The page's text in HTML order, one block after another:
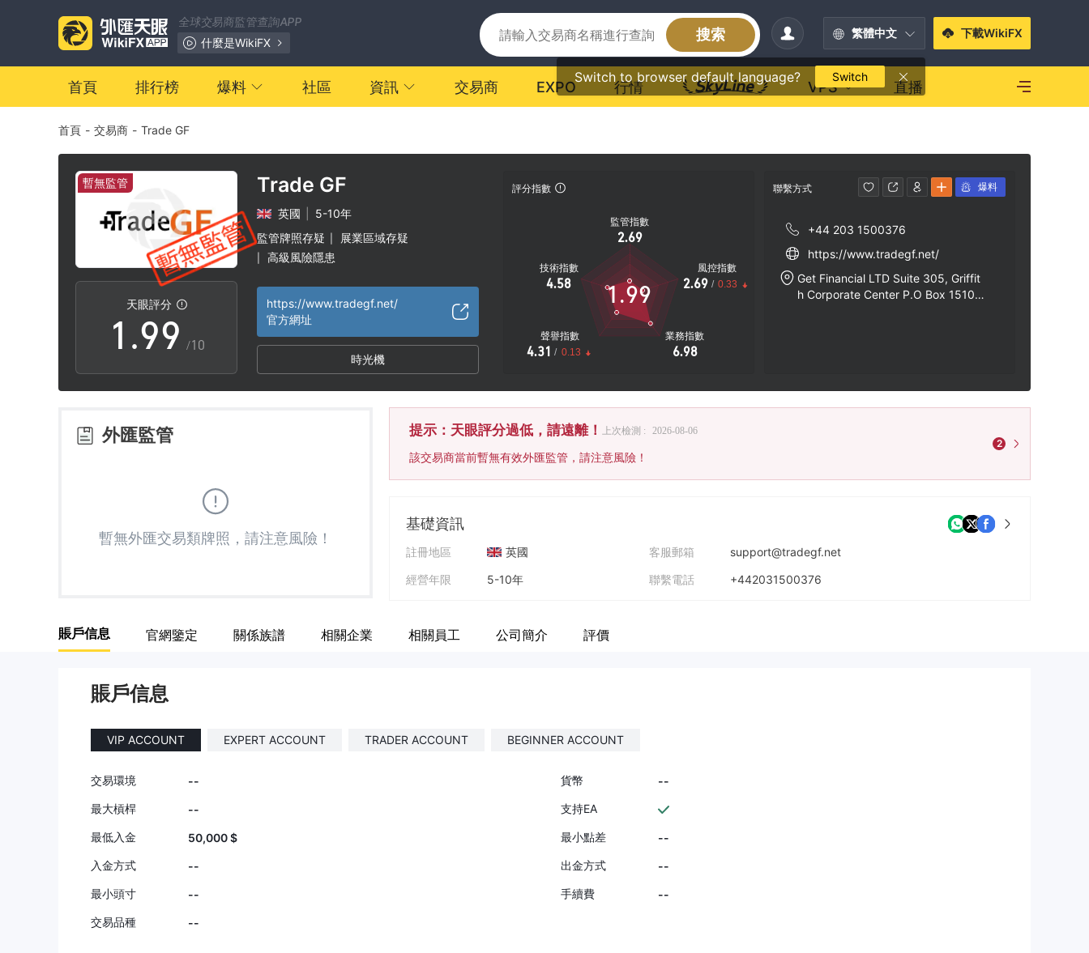
全球交易商監管查詢APP
什麼是WikiFX
搜索 繁體中文
Switch to browser default language? Switch
下載WikiFX
首頁 排行榜 爆料 社區 資訊 交易商 EXPO 行情 VPS 直播
首頁 - 交易商 - Trade GF
暫無監管
天眼評分
0
1
2
3
5
7
8
9
.
3
4
5
7
8
9
3
4
5
7
8
9 /10
Trade GF
英國
5-10年
監管牌照存疑
展業區域存疑
高級風險隱患
https://www.tradegf.net/
官方網址
時光機
評分指數
監管指數
2.69
技術指數
4.58
聲譽指數
4.31 / 0.13
業務指數
6.98
風控指數
2.69 / 0.33
1.99
聯繫方式
+44 203 1500376
https://www.tradegf.net/
Get Financial LTD Suite 305, Griffit
h Corporate Center P.O Box 1510.
爆料
外匯監管
暫無外匯交易類牌照，請注意風險！
提示：天眼評分過低，請遠離！ 上次檢測 : 2026-08-06
該交易商當前暫無有效外匯監管，請注意風險！
2
基礎資訊
註冊地區
英國
經營年限
5-10年
客服郵箱
support@tradegf.net
聯繫電話
+442031500376
賬戶信息 官網鑒定 關係族譜 相關企業 相關員工 公司簡介 評價
賬戶信息
VIP ACCOUNT EXPERT ACCOUNT TRADER ACCOUNT BEGINNER ACCOUNT
交易環境 -- 貨幣
--
最大槓桿
-- 支持EA
最低入金 50,000 $ 最小點差
--
入金方式
-- 出金方式
--
最小頭寸
-- 手續費
--
交易品種
--